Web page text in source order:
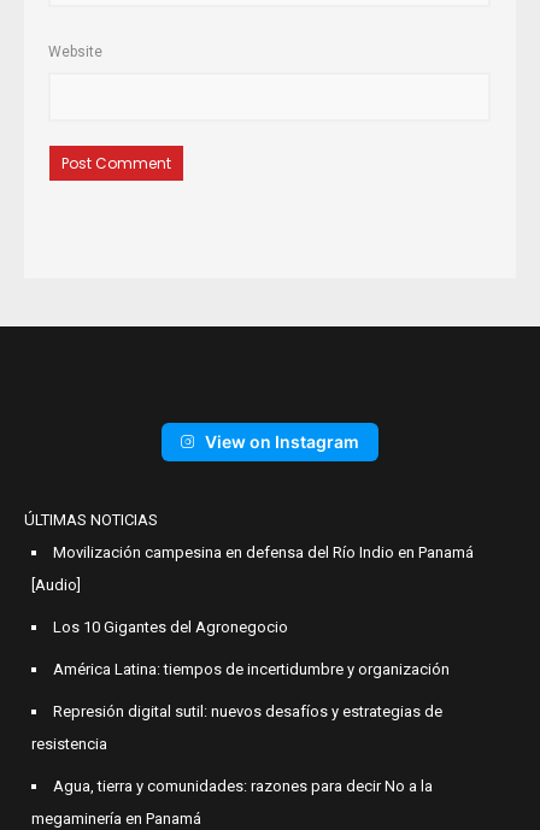
Website
View on Instagram
ÚLTIMAS NOTICIAS
Movilización campesina en defensa del Río Indio en Panamá
[Audio]
Los 10 Gigantes del Agronegocio
América Latina: tiempos de incertidumbre y organización
Represión digital sutil: nuevos desafíos y estrategias de
resistencia
Agua, tierra y comunidades: razones para decir No a la
megaminería en Panamá